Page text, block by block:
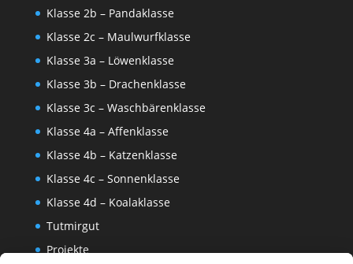
Klasse 2b – Pandaklasse
Klasse 2c – Maulwurfklasse
Klasse 3a – Löwenklasse
Klasse 3b – Drachenklasse
Klasse 3c – Waschbärenklasse
Klasse 4a – Affenklasse
Klasse 4b – Katzenklasse
Klasse 4c – Sonnenklasse
Klasse 4d – Koalaklasse
Tutmirgut
Projekte